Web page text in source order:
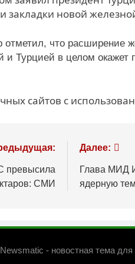
закладки новой
что расширение
Турцией в целом окажет
сайтов с
превысила
СМИ
Далее:
Глава МИД
ядерную
Newsmatic - новостная тема